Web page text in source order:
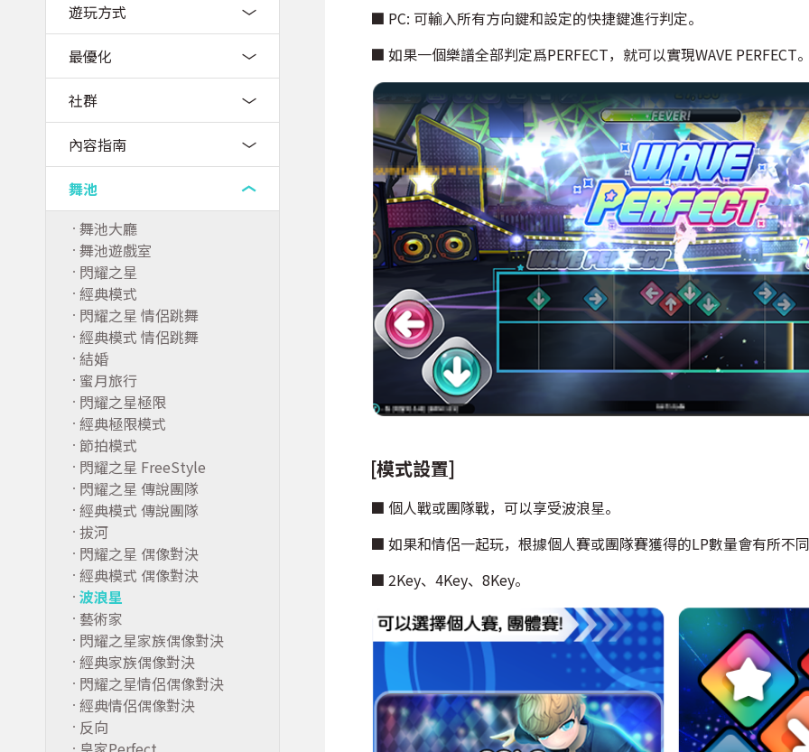
遊玩方式
最優化
社群
內容指南
舞池
舞池大廳
舞池遊戲室
閃耀之星
經典模式
閃耀之星 情侶跳舞
經典模式 情侶跳舞
結婚
蜜月旅行
閃耀之星極限
經典極限模式
節拍模式
閃耀之星 FreeStyle
閃耀之星 傳說團隊
經典模式 傳說團隊
拔河
閃耀之星 偶像對決
經典模式 偶像對決
波浪星
藝術家
閃耀之星家族偶像對決
經典家族偶像對決
閃耀之星情侶偶像對決
經典情侶偶像對決
反向
■ PC: 可輸入所有方向鍵和設定的快捷鍵進行判定。
■ 如果一個樂譜全部判定爲PERFECT，就可以實現WAVE PERFECT
[模式設置]
■ 個人戰或團隊戰，可以享受波浪星。
■ 如果和情侶一起玩，根據個人賽或團隊賽獲得的LP數量會有所不
■ 2Key、4Key、8Key。